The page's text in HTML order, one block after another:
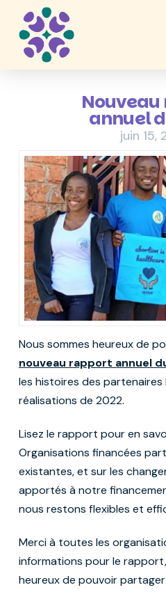
annuel
juin 15,
Nous sommes heureux de
nouveau rapport annuel
les histoires des
réalisations de 2022.
Lisez le rapport pour en
Organisations financées
existantes, et sur les
apportés à notre
nous restons flexibles et
Merci à toutes les
informations pour le
heureux de pouvoir